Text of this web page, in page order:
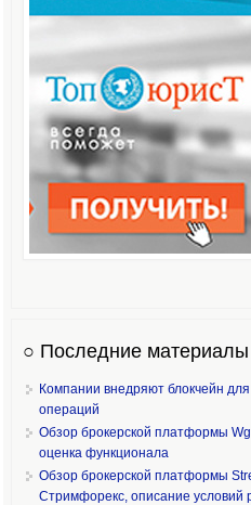
○ Последние материалы
Компании внедряют блокчейн
операций
Обзор брокерской платформы
оценка функционала
Обзор брокерской платформы
Стримфорекс, описание условий